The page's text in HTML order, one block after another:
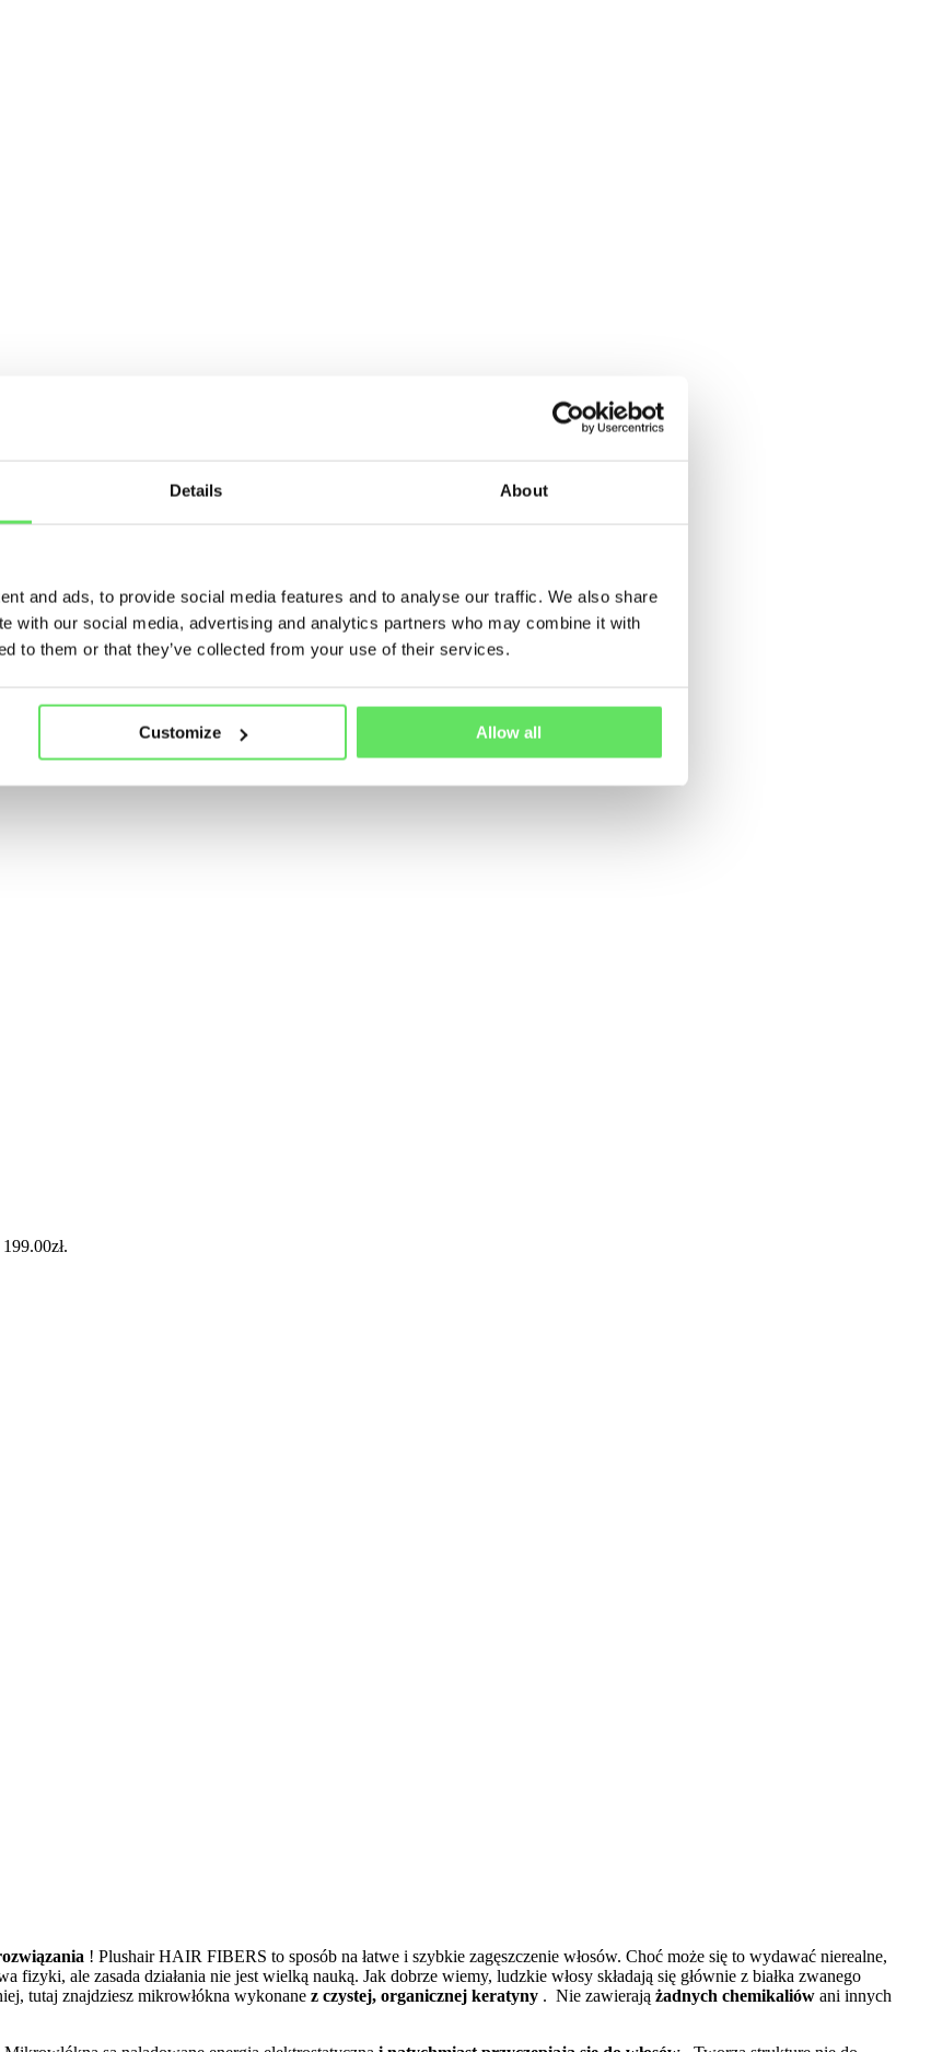
Details About
and ads, to provide social media features and to analyse our traffic. We also share
with our social media, advertising and analytics partners who may combine it with
to them or that they’ve collected from your use of their services.
Customize Allow all
! Plushair HAIR FIBERS to sposób na łatwe i szybkie zagęszczenie włosów. Choć może się to wydawać nierealne,
fizyki, ale zasada działania nie jest wielką nauką. Jak dobrze wiemy, ludzkie włosy składają się głównie z białka zwanego
tutaj znajdziesz mikrowłókna wykonane z czystej, organicznej keratyny . Nie zawierają żadnych chemikaliów ani innych